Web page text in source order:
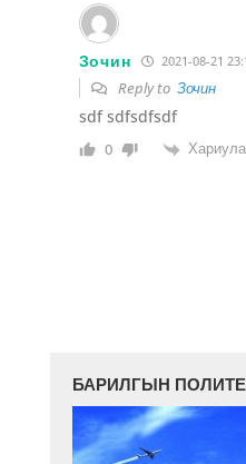
Зочин 2021-08-21
Reply to Зочин
sdf sdfsdfsdf
0
БАРИЛГЫН